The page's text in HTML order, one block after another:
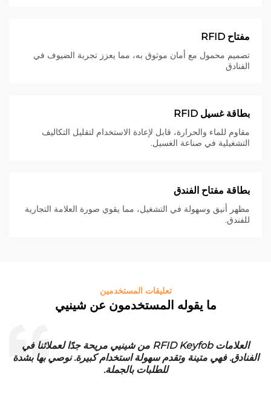
مفتاح RFID
تصميم محمول مع أمان موثوق به، مما يعزز تجربة الضيوف في
الفنادق
بطاقة غسيل RFID
مقاوم للماء والحرارة، قابل لإعادة الاستخدام لتقليل التكاليف
التشغيلية في صناعة الغسيل.
بطاقة مفتاح الفندق
مظهر أنيق وسهولة في التشغيل، مما يقوي صورة العلامة التجارية
للفندق.
تعليقات المستخدمين
ما يقوله المستخدمون عن شينيي
العلامات RFID Keyfob من شينيي مريحة جدًا لعملائنا في
الفنادق. فهي متينة وتقدم سهولة استخدام كبيرة. نوصي بها بشدة
للطلبات بالجملة.